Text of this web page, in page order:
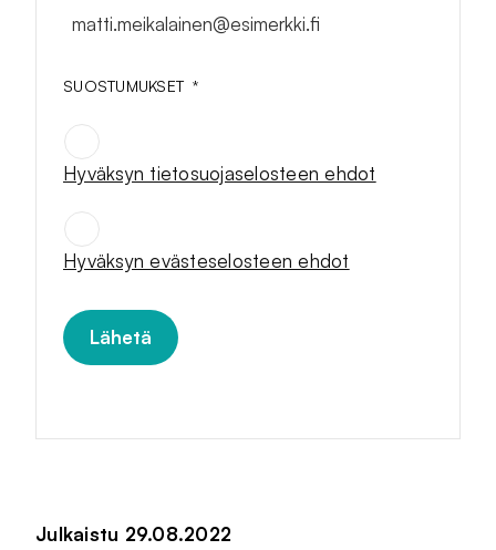
SUOSTUMUKSET *
Hyväksyn tietosuojaselosteen ehdot
SUOSTUMUKSET
Hyväksyn evästeselosteen ehdot
Julkaistu 29.08.2022